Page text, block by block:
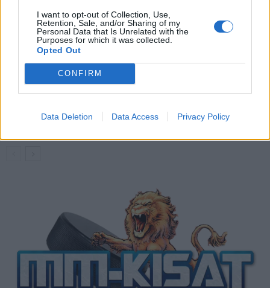
I want to opt-out of Collection, Use,
Retention, Sale, and/or Sharing of my
Personal Data that Is Unrelated with the
Purposes for which it was collected.
Opted Out
CONFIRM
Data Deletion Data Access Privacy Policy
Venäläisveskari sekosi Suomen 2.
divisioonassa – sai samasta tilanteesta
50 jäähyminuuttia
Kanada – USA klo 15:10 – näin katsot
ottelun ilmaiseksi TV:stä